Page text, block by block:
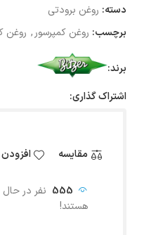
دسته: روغن برودتی
برچسب: روغن کمپرسور , روغن
برند:
اشتراک گذاری:
مقایسه
555 نفر در
هستند!